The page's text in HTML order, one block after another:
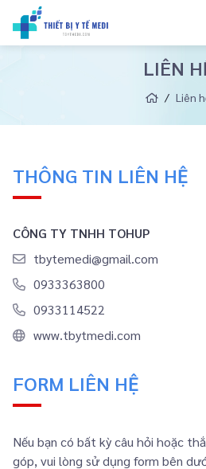
LIÊN
Liên
THÔNG TIN LIÊN HỆ
CÔNG TY TNHH TOHUP
tbytemedi@gmail.com
0933363800
0933114522
www.tbytmedi.com
FORM LIÊN HỆ
Nếu bạn có bất kỳ câu hỏi hoặc
góp, vui lòng sử dụng form bên